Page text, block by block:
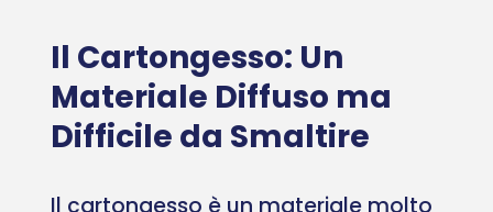
Il Cartongesso: Un
Materiale Diffuso ma
Difficile da Smaltire
Il cartongesso è un materiale molto